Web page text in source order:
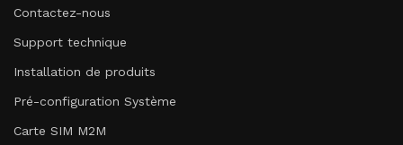
Contactez-nous
Support technique
Installation de produits
Pré-configuration Système
Carte SIM M2M